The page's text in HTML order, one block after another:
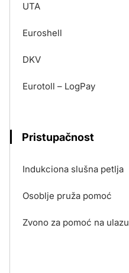
UTA
Euroshell
DKV
Eurotoll – LogPay
Pristupačnost
Indukciona slušna petlja
Osoblje pruža pomoć
Zvono za pomoć na ulazu